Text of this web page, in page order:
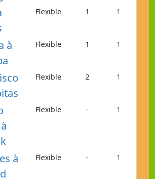
Flexible 1 1
à
Flexible 1 1
Flexible 2 1
Flexible - 1
à
Flexible - 1